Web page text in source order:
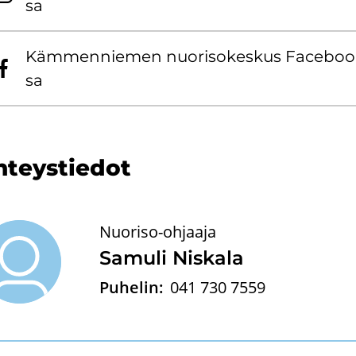
sa
Käm­men­nie­men nuo­ri­so­kes­kus
sa
Sa­mu­li Nis­ka­la
Nuoriso-ohjaaja
Puhelin: 041 730 7559